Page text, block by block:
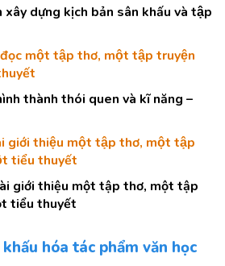
xây dựng kịch bản sân khấu và tập
một tập thơ, một tập truyện
thành thói quen và kĩ năng –
giới thiệu một tập thơ, một tập
tiểu thuyết
giới thiệu một tập thơ, một tập
tiểu thuyết
hóa tác phẩm văn học